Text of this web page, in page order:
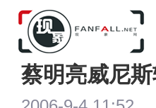
蔡明亮威尼